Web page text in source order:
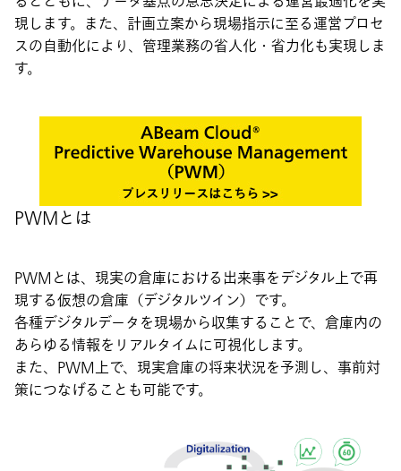
現します。また、計画立案から現場指示に至る運営プロセ
スの自動化により、管理業務の省人化・省力化も実現しま
す。
PWMとは
PWMとは、現実の倉庫における出来事をデジタル上で再
現する仮想の倉庫（デジタルツイン）です。
各種デジタルデータを現場から収集することで、倉庫内の
あらゆる情報をリアルタイムに可視化します。
また、PWM上で、現実倉庫の将来状況を予測し、事前対
策につなげることも可能です。